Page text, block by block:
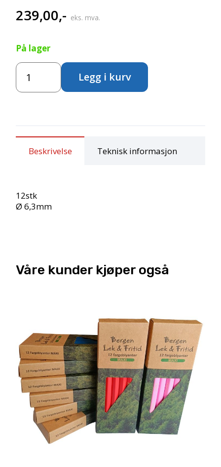
239,00,- eks. mva.
På lager
Lyra
Color
Giants
antall
Legg i kurv
Beskrivelse Teknisk informasjon
12stk
Ø 6,3mm
Våre kunder kjøper også